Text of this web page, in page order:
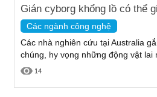
Gián cyborg khổng lồ có thể
Các ngành công nghệ
Các nhà nghiên cứu tại Australia
chúng, hy vọng những động vật
14